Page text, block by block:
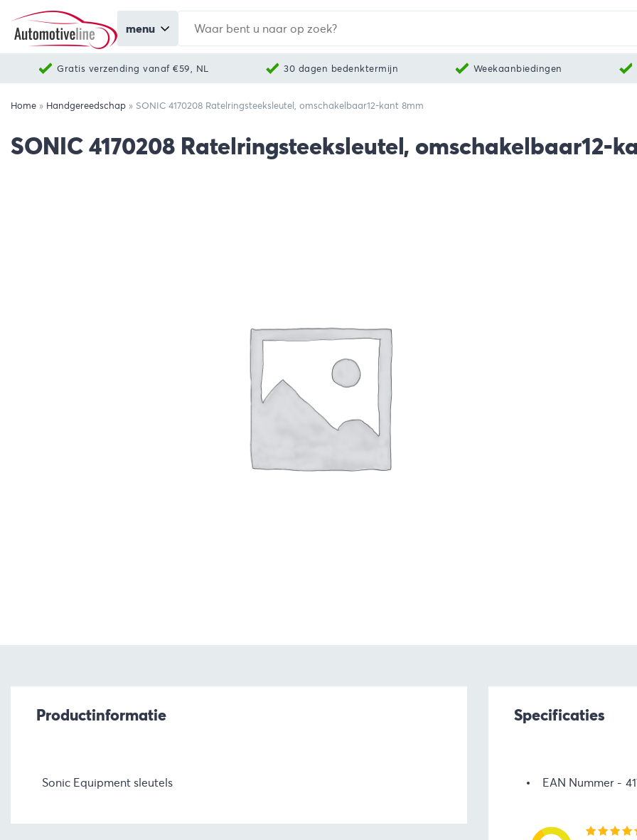
menu
Gratis verzending vanaf €59, NL 30 dagen bedenktermijn Weekaanbiedingen
Home » Handgereedschap » SONIC 4170208 Ratelringsteeksleutel, omschakelbaar12-kant 8mm
SONIC 4170208 Ratelringsteeksleutel, omschakelbaar12-
Productinformatie
Sonic Equipment sleutels
Specificaties
EAN Nummer